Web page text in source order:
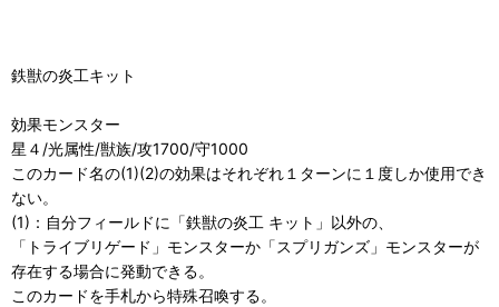
鉄獣の炎工キット
効果モンスター
星４/光属性/獣族/攻1700/守1000
このカード名の(1)(2)の効果はそれぞれ１ターンに１度しか使用でき
ない。
(1)：自分フィールドに「鉄獣の炎工 キット」以外の、
「トライブリゲード」モンスターか「スプリガンズ」モンスターが
存在する場合に発動できる。
このカードを手札から特殊召喚する。